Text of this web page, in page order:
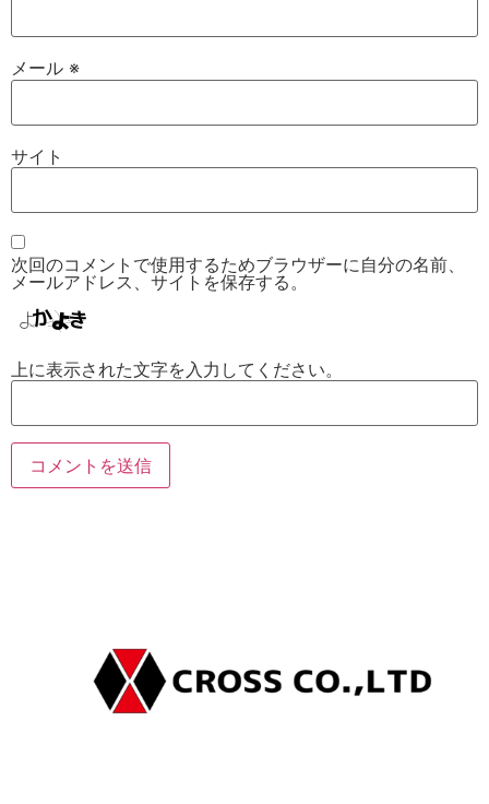
メール ※
サイト
次回のコメントで使用するためブラウザーに自分の名前、
メールアドレス、サイトを保存する。
上に表示された文字を入力してください。